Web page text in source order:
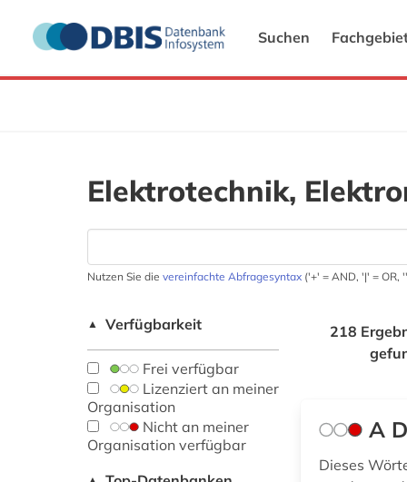
Suchen
Elektrotechnik,
Nutzen Sie die vereinfachte Abfragesyntax ('+' = AND, '|' = OR,
▲ Verfügbarkeit
Frei verfügbar
Lizenziert an meiner
Organisation
Nicht an meiner
Organisation verfügbar
218
A
Dieses